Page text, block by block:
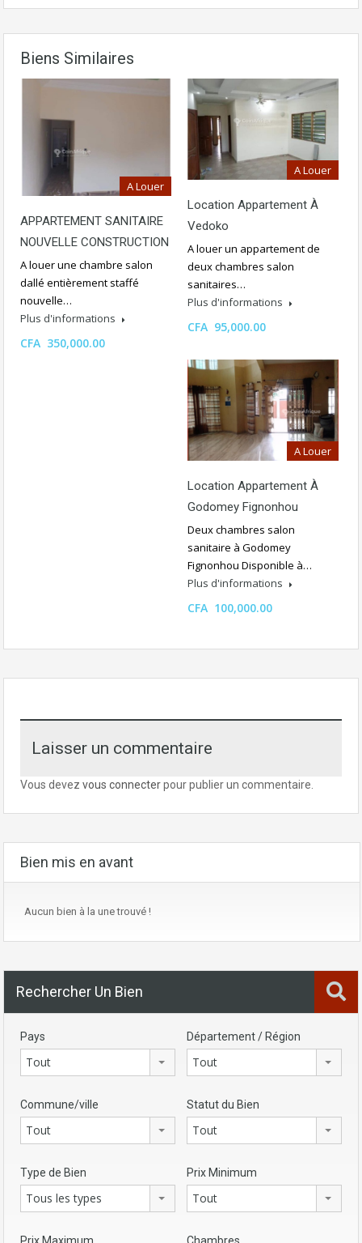
Biens Similaires
A Louer
APPARTEMENT SANITAIRE
NOUVELLE CONSTRUCTION
A louer une chambre salon
dallé entièrement staffé
nouvelle…
Plus d'informations
CFA 350,000.00
A Louer
Location Appartement À
Vedoko
A louer un appartement de
deux chambres salon
sanitaires…
Plus d'informations
CFA 95,000.00
A Louer
Location Appartement À
Godomey Fignonhou
Deux chambres salon
sanitaire à Godomey
Fignonhou Disponible à…
Plus d'informations
CFA 100,000.00
Laisser un commentaire
Vous devez vous connecterpour publier un commentaire.
Bien mis en avant
Aucun bien à la une trouvé !
Rechercher Un Bien
Pays
Tout
Département / Région
Tout
Commune/ville
Tout
Statut du Bien
Tout
Type de Bien
Tous les types
Prix Minimum
Tout